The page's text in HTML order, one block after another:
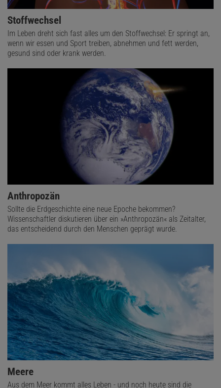
Stoffwechsel
Im Leben dreht sich fast alles um den Stoffwechsel: Er springt an,
wenn wir essen und Sport treiben, abnehmen und fett werden,
gesund sind oder krank werden.
Anthropozän
Sollte die Erdgeschichte eine neue Epoche bekommen?
Wissenschaftler diskutieren über ein »Anthropozän« als Zeitalter,
das entscheidend durch den Menschen geprägt wurde.
Meere
Aus dem Meer kommt alles Leben - und noch heute sind die